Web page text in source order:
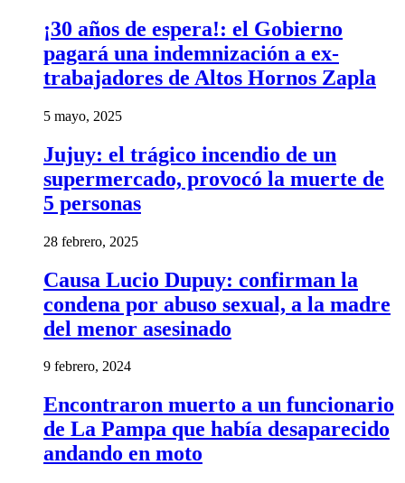
¡30 años de espera!: el Gobierno
pagará una indemnización a ex-
trabajadores de Altos Hornos Zapla
5 mayo, 2025
Jujuy: el trágico incendio de un
supermercado, provocó la muerte de
5 personas
28 febrero, 2025
Causa Lucio Dupuy: confirman la
condena por abuso sexual, a la madre
del menor asesinado
9 febrero, 2024
Encontraron muerto a un funcionario
de La Pampa que había desaparecido
andando en moto